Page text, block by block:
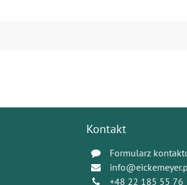
Kontakt
Formularz
+48 22 185 55 76